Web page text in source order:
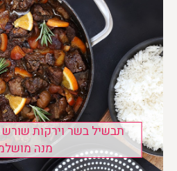
תבשיל בשר וירקות
מנה